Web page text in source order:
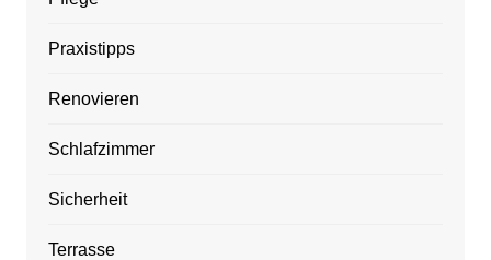
Praxistipps
Renovieren
Schlafzimmer
Sicherheit
Terrasse